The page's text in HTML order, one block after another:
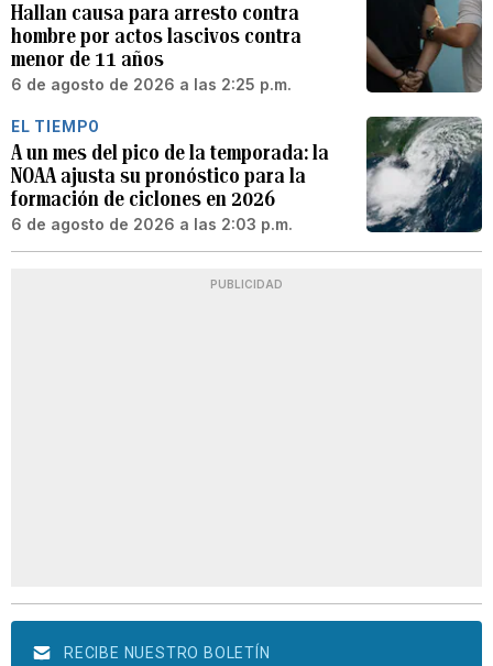
Hallan causa para arresto contra
hombre por actos lascivos contra
menor de 11 años
6 de agosto de 2026 a las 2:25 p.m.
EL TIEMPO
A un mes del pico de la temporada: la
NOAA ajusta su pronóstico para la
formación de ciclones en 2026
6 de agosto de 2026 a las 2:03 p.m.
PUBLICIDAD
RECIBE NUESTRO BOLETÍN